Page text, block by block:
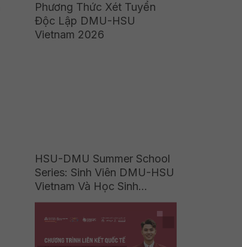
Phương Thức Xét Tuyển
Độc Lập DMU-HSU
Vietnam 2026
HSU-DMU Summer School
Series: Sinh Viên DMU-HSU
Vietnam Và Học Sinh
Vinschool, Wellspring Khám
Phá Hệ Sinh Thái Công